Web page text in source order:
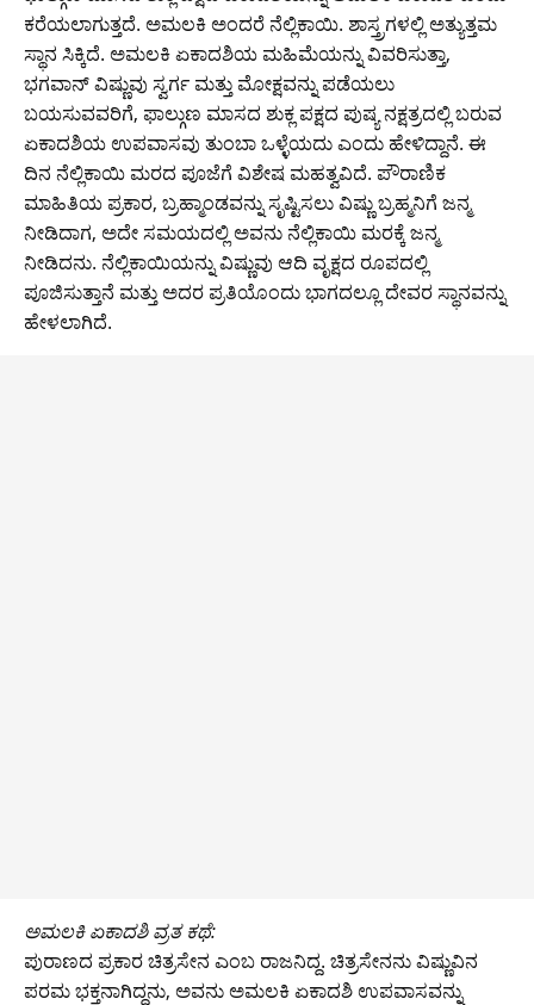
b
o
o
k
A
p
p
er Li
n
k
a
m
ಕರೆಯಲಾಗುತ್ತದೆ. ಅಮಲಕಿ ಅಂದರೆ ನೆಲ್ಲಿಕಾಯಿ. ಶಾಸ್ತ್ರಗಳಲ್ಲಿ ಅತ್ಯುತ್ತಮ
ಸ್ಥಾನ ಸಿಕ್ಕಿದೆ. ಅಮಲಕಿ ಏಕಾದಶಿಯ ಮಹಿಮೆಯನ್ನು ವಿವರಿಸುತ್ತಾ,
ಭಗವಾನ್ ವಿಷ್ಣುವು ಸ್ವರ್ಗ ಮತ್ತು ಮೋಕ್ಷವನ್ನು ಪಡೆಯಲು
ಬಯಸುವವರಿಗೆ, ಫಾಲ್ಗುಣ ಮಾಸದ ಶುಕ್ಲ ಪಕ್ಷದ ಪುಷ್ಯ ನಕ್ಷತ್ರದಲ್ಲಿ ಬರುವ
ಏಕಾದಶಿಯ ಉಪವಾಸವು ತುಂಬಾ ಒಳ್ಳೆಯದು ಎಂದು ಹೇಳಿದ್ದಾನೆ. ಈ
ದಿನ ನೆಲ್ಲಿಕಾಯಿ ಮರದ ಪೂಜೆಗೆ ವಿಶೇಷ ಮಹತ್ವವಿದೆ. ಪೌರಾಣಿಕ
ಮಾಹಿತಿಯ ಪ್ರಕಾರ, ಬ್ರಹ್ಮಾಂಡವನ್ನು ಸೃಷ್ಟಿಸಲು ವಿಷ್ಣು ಬ್ರಹ್ಮನಿಗೆ ಜನ್ಮ
ನೀಡಿದಾಗ, ಅದೇ ಸಮಯದಲ್ಲಿ ಅವನು ನೆಲ್ಲಿಕಾಯಿ ಮರಕ್ಕೆ ಜನ್ಮ
ನೀಡಿದನು. ನೆಲ್ಲಿಕಾಯಿಯನ್ನು ವಿಷ್ಣುವು ಆದಿ ವೃಕ್ಷದ ರೂಪದಲ್ಲಿ
ಪೂಜಿಸುತ್ತಾನೆ ಮತ್ತು ಅದರ ಪ್ರತಿಯೊಂದು ಭಾಗದಲ್ಲೂ ದೇವರ ಸ್ಥಾನವನ್ನು
ಹೇಳಲಾಗಿದೆ.
ಅಮಲಕಿ ಏಕಾದಶಿ ವ್ರತ ಕಥೆ:
ಪುರಾಣದ ಪ್ರಕಾರ ಚಿತ್ರಸೇನ ಎಂಬ ರಾಜನಿದ್ದ. ಚಿತ್ರಸೇನನು ವಿಷ್ಣುವಿನ
ಪರಮ ಭಕ್ತನಾಗಿದ್ದನು, ಅವನು ಅಮಲಕಿ ಏಕಾದಶಿ ಉಪವಾಸವನ್ನು